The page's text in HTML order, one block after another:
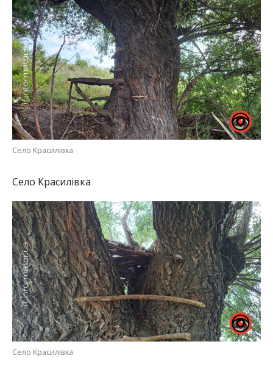
Село Красилівка
Село Красилівка
Село Красилівка